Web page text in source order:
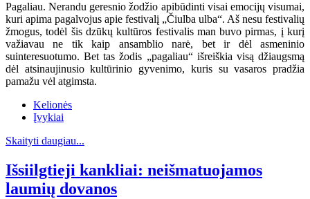
Pagaliau. Nerandu geresnio žodžio apibūdinti visai emocijų visumai,
kuri apima pagalvojus apie festivalį „Čiulba ulba“. Aš nesu festivalių
žmogus, todėl šis dzūkų kultūros festivalis man buvo pirmas, į kurį
važiavau ne tik kaip ansamblio narė, bet ir dėl asmeninio
suinteresuotumo. Bet tas žodis „pagaliau“ išreiškia visą džiaugsmą
dėl atsinaujinusio kultūrinio gyvenimo, kuris su vasaros pradžia
pamažu vėl atgimsta.
Kelionės
Įvykiai
Skaityti daugiau...
Išsiilgtieji kankliai: neišmatuojamos
laumių dovanos